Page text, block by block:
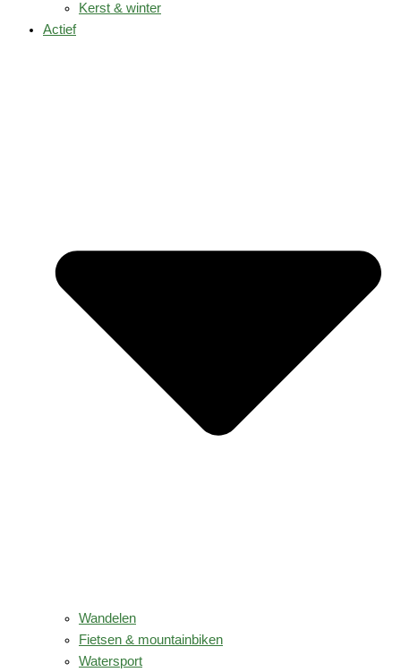
Kerst & winter
Actief
Wandelen
Fietsen & mountainbiken
Watersport